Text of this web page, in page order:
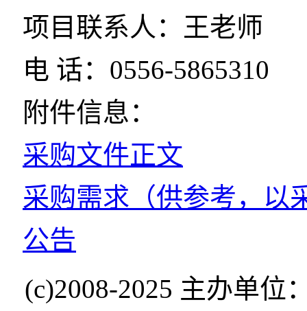
项目联系人：王老师
电 话：0556-5865310
附件信息：
采购文件正文
采购需求（供参考，以
公告
(c)2008-2025 主办单